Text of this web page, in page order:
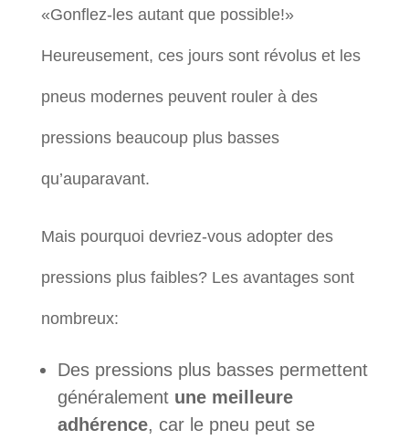
«Gonflez-les autant que possible!»
Heureusement, ces jours sont révolus et les
pneus modernes peuvent rouler à des
pressions beaucoup plus basses
qu’auparavant.
Mais pourquoi devriez-vous adopter des
pressions plus faibles? Les avantages sont
nombreux:
Des pressions plus basses permettent
généralement une meilleure
adhérence, car le pneu peut se